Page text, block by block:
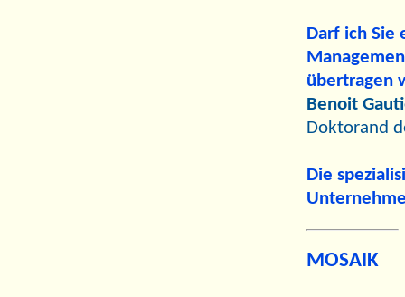
Darf ich
übertragen
Benoit
Doktorand
Die
MOSAIK